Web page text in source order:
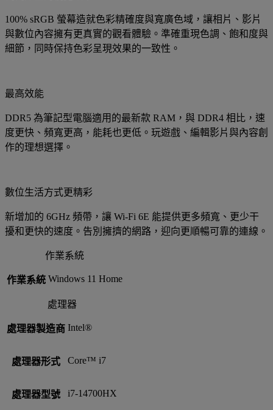
100% sRGB 螢幕造就色彩精確度與寬廣色域，讓相片、影片
與數位內容擁有更真實的觀看體驗。準確重現色調、飽和度與
細節，同時保持色彩呈現效果的一致性。
最高效能
DDR5 為筆記型電腦適用的最新款 RAM，與 DDR4 相比，速
度更快、頻寬更高，能耗也更低。玩遊戲、編輯影片與內容創
作的理想選擇。
數位生活方式更精彩
新增加的 6GHz 頻帶，讓 Wi-Fi 6E 能提供更多頻寬、更少干
擾和更快的速度。告別擁擠的網路，迎向更順暢可靠的連線。
作業系統
作業系統 Windows 11 Home
處理器
處理器製造商 Intel®
處理器形式 Core™ i7
處理器型號 i7-14700HX